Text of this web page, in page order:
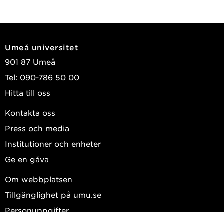
Umeå universitet
901 87 Umeå
Tel: 090-786 50 00
Hitta till oss
Kontakta oss
Press och media
Institutioner och enheter
Ge en gåva
Om webbplatsen
Tillgänglighet på umu.se